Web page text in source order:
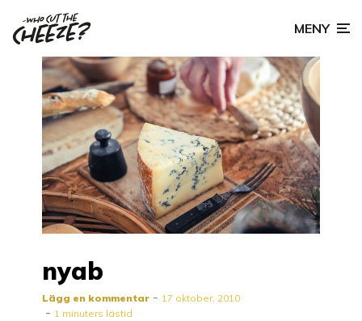
MENY
nyab
Lägg en kommentar
17 oktober, 2010
1 minuters lästid